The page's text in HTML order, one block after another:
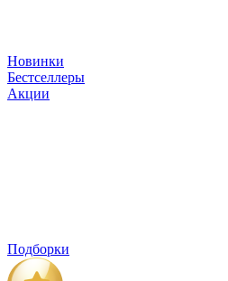
Новинки
Бестселлеры
Акции
Подборки